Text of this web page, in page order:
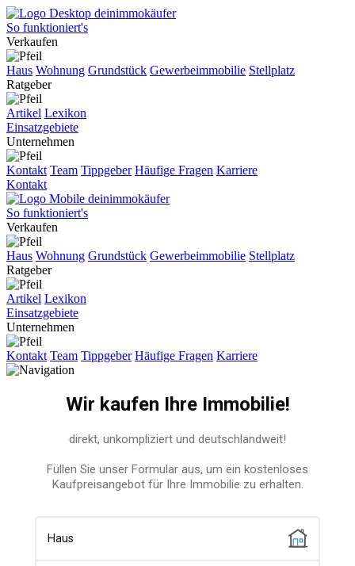
So funktioniert's
Verkaufen
Haus Wohnung Grundstück Gewerbeimmobilie Stellplatz
Ratgeber
Artikel Lexikon
Einsatzgebiete
Unternehmen
Kontakt Team Tippgeber Häufige Fragen Karriere
Kontakt
So funktioniert's
Verkaufen
Haus Wohnung Grundstück Gewerbeimmobilie Stellplatz
Ratgeber
Artikel Lexikon
Einsatzgebiete
Unternehmen
Kontakt Team Tippgeber Häufige Fragen Karriere